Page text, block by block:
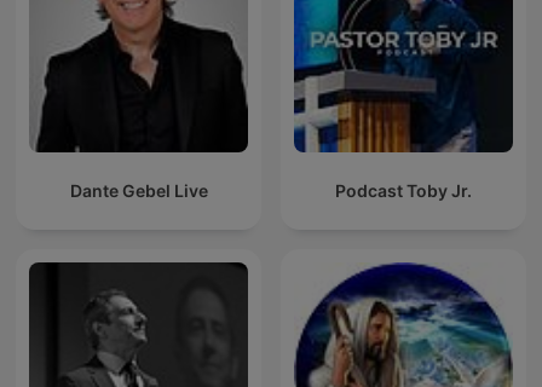
Dante Gebel Live Podcast Toby Jr.